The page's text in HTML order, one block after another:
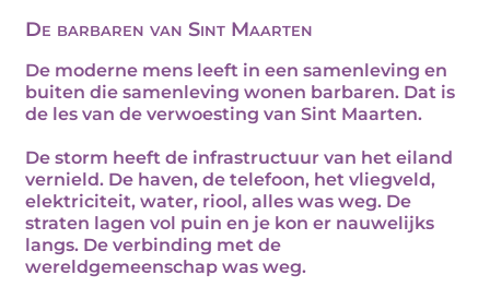
De barbaren van Sint Maarten
De moderne mens leeft in een samenleving en
buiten die samenleving wonen barbaren. Dat is
de les van de verwoesting van Sint Maarten.
De storm heeft de infrastructuur van het eiland
vernield. De haven, de telefoon, het vliegveld,
elektriciteit, water, riool, alles was weg. De
straten lagen vol puin en je kon er nauwelijks
langs. De verbinding met de
wereldgemeenschap was weg.